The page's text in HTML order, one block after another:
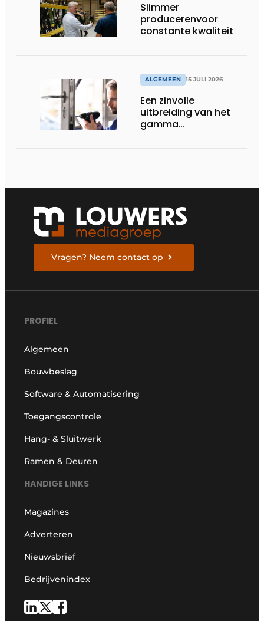
Slimmer
producerenvoor
constante kwaliteit
ALGEMEEN 15 JULI 2026
Een zinvolle
uitbreiding van het
gamma
Vragen? Neem contact op
PROFIEL
Algemeen
Bouwbeslag
Software & Automatisering
Toegangscontrole
Hang- & Sluitwerk
Ramen & Deuren
HANDIGE LINKS
Magazines
Adverteren
Nieuwsbrief
Bedrijvenindex